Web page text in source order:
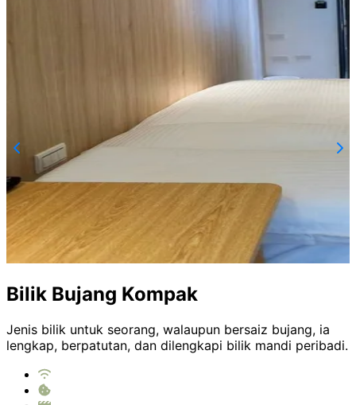
Bilik Bujang Kompak
Jenis bilik untuk seorang, walaupun bersaiz bujang, ia
lengkap, berpatutan, dan dilengkapi bilik mandi peribadi.